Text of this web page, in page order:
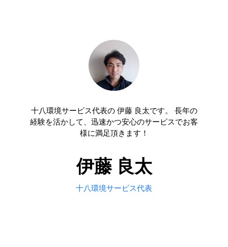
十八環境サービス代表の 伊藤 良太です。 長年の
経験を活かして、迅速かつ安心のサービスでお客
様に満足頂きます！
伊藤 良太
十八環境サービス代表